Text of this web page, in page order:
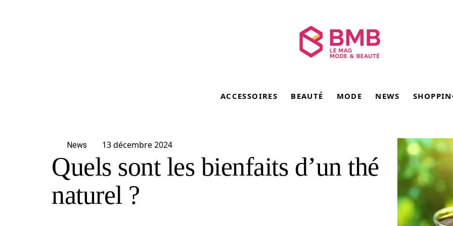
ACCESSOIRES BEAUTÉ MODE NEWS
News 13 décembre 2024
Quels sont les bienfaits d’un thé
naturel ?